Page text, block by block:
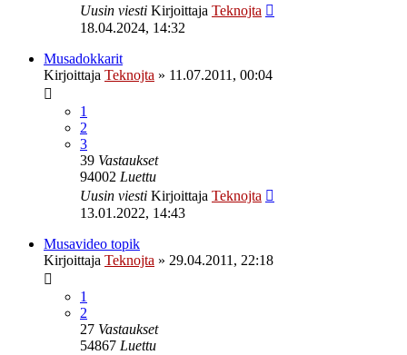
Uusin viesti Kirjoittaja Teknojta
18.04.2024, 14:32
Musadokkarit
Kirjoittaja Teknojta » 11.07.2011, 00:04
1
2
3
39 Vastaukset
94002 Luettu
Uusin viesti Kirjoittaja Teknojta
13.01.2022, 14:43
Musavideo topik
Kirjoittaja Teknojta » 29.04.2011, 22:18
1
2
27 Vastaukset
54867 Luettu